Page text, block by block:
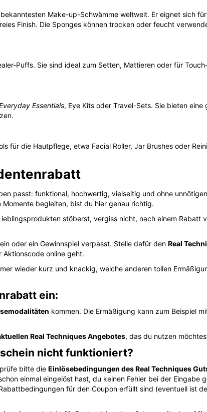
Make-up-Schwämme weltweit. Er eignet sich
Finish. Die Sponges können trocken oder feucht
Puffs. Sie sind ideal zum Setten, Mattieren oder für
Essentials, Eye Kits oder Travel-Sets. Sie bieten eine
für die Hautpflege, etwa Facial Roller, Jar Brushes oder
passt: funktional, hochwertig, vielseitig und ohne
begleiten, bist du hier genau richtig.
stöberst, vergiss nicht, nach einem Rabatt
oder ein Gewinnspiel verpasst. Stelle dafür den Real
Aktionscode online geht.
wieder kurz und knackig, welche anderen tollen
ein:
kommen. Die Ermäßigung kann zum Beispiel
Real Techniques Angebotes, das du nutzen
nicht funktioniert?
bitte die Einlösebedingungen des Real Techniques
einmal eingelöst hast, du keinen Fehler bei der Eingabe
für den Coupon erfüllt sind (eventuell ist